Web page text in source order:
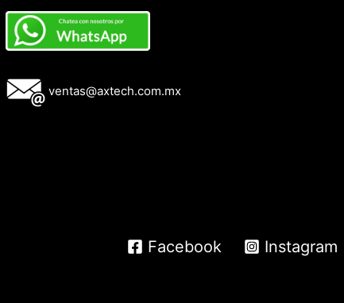
ventas@axtech.com.mx
Facebook Instagram